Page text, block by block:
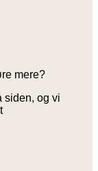
mere?
siden, og vi